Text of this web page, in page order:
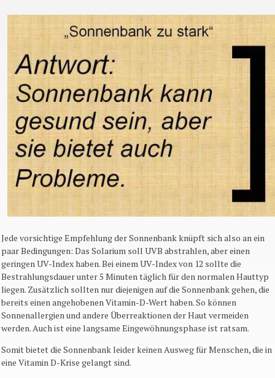
Jede vorsichtige Empfehlung der Sonnenbank knüpft sich also an ein
paar Bedingungen: Das Solarium soll UVB abstrahlen, aber einen
geringen UV-Index haben. Bei einem UV-Index von 12 sollte die
Bestrahlungsdauer unter 5 Minuten täglich für den normalen Hauttyp
liegen. Zusätzlich sollten nur diejenigen auf die Sonnenbank gehen, die
bereits einen angehobenen Vitamin-D-Wert haben. So können
Sonnenallergien und andere Überreaktionen der Haut vermeiden
werden. Auch ist eine langsame Eingewöhnungsphase ist ratsam.
Somit bietet die Sonnenbank leider keinen Ausweg für Menschen, die in
eine Vitamin D-Krise gelangt sind.